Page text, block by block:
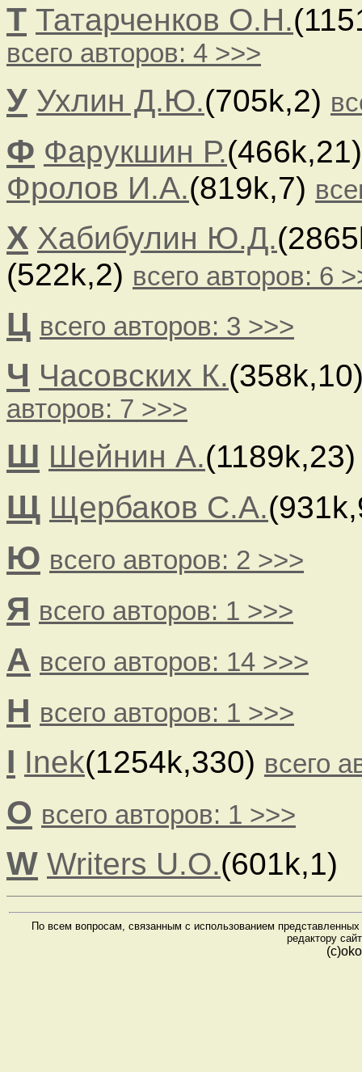
Т Татарченков О.Н.
всего авторов: 4 >>>
У Ухлин Д.Ю.(705k,2)
Ф Фарукшин Р.
Фролов И.А.(819k,7)
Х Хабибулин Ю.Д.
(522k,2) всего авторов: 6
Ц всего авторов: 3 >>>
Ч Часовских К.
авторов: 7 >>>
Ш Шейнин А.
Щ Щербаков С.А.
Ю всего авторов: 2 >>>
Я всего авторов: 1 >>>
A всего авторов: 14 >>>
H всего авторов: 1 >>>
I Inek(1254k,330) всего
O всего авторов: 1 >>>
W Writers U.O.(601k,1)
По всем вопросам, связанным с использованием
редактору